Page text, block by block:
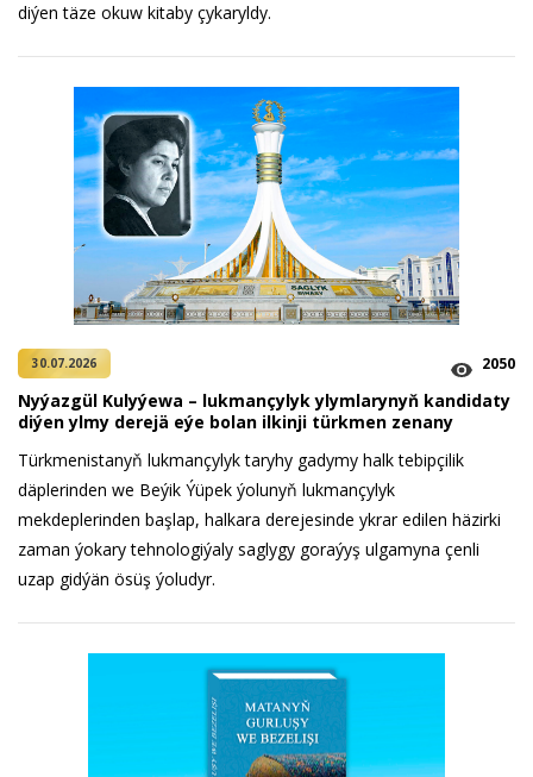
diýen täze okuw kitaby çykaryldy.
30.07.2026 2050
Nyýazgül Kulyýewa – lukmançylyk ylymlarynyň kandidaty
diýen ylmy derejä eýe bolan ilkinji türkmen zenany
Türkmenistanyň lukmançylyk taryhy gadymy halk tebipçilik
däplerinden we Beýik Ýüpek ýolunyň lukmançylyk
mekdeplerinden başlap, halkara derejesinde ykrar edilen häzirki
zaman ýokary tehnologiýaly saglygy goraýyş ulgamyna çenli
uzap gidýän ösüş ýoludyr.